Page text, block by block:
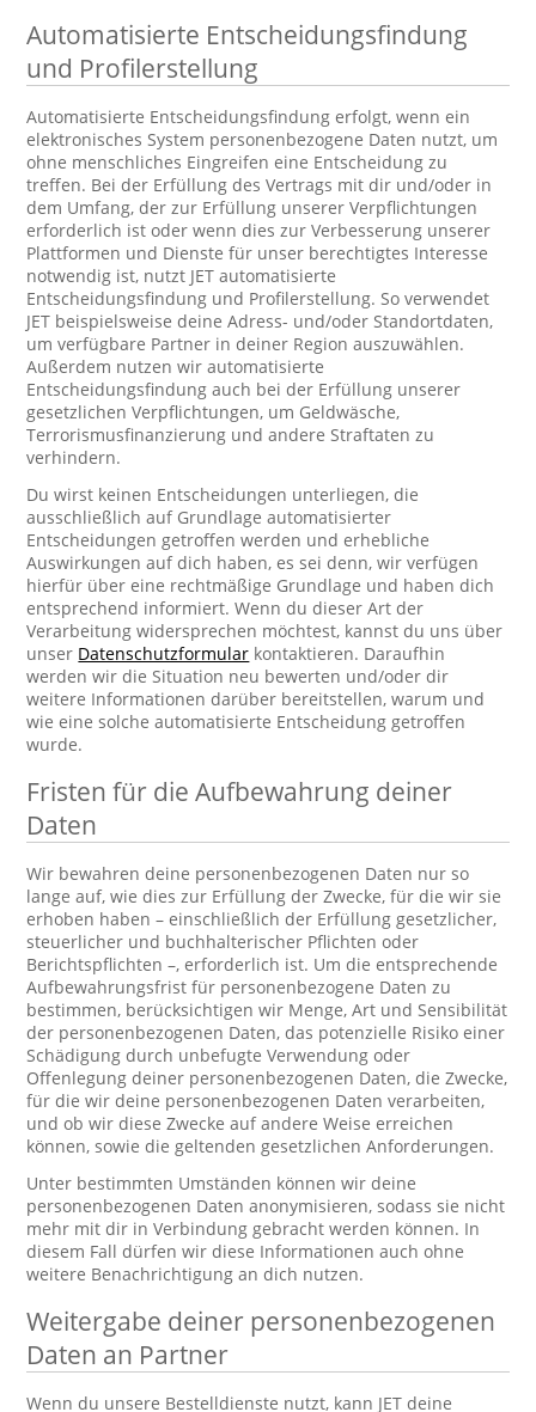
Automatisierte Entscheidungsfindung
und Profilerstellung
Automatisierte Entscheidungsfindung erfolgt, wenn ein
elektronisches System personenbezogene Daten nutzt, um
ohne menschliches Eingreifen eine Entscheidung zu
treffen. Bei der Erfüllung des Vertrags mit dir und/oder in
dem Umfang, der zur Erfüllung unserer Verpflichtungen
erforderlich ist oder wenn dies zur Verbesserung unserer
Plattformen und Dienste für unser berechtigtes Interesse
notwendig ist, nutzt JET automatisierte
Entscheidungsfindung und Profilerstellung. So verwendet
JET beispielsweise deine Adress- und/oder Standortdaten,
um verfügbare Partner in deiner Region auszuwählen.
Außerdem nutzen wir automatisierte
Entscheidungsfindung auch bei der Erfüllung unserer
gesetzlichen Verpflichtungen, um Geldwäsche,
Terrorismusfinanzierung und andere Straftaten zu
verhindern.
Du wirst keinen Entscheidungen unterliegen, die
ausschließlich auf Grundlage automatisierter
Entscheidungen getroffen werden und erhebliche
Auswirkungen auf dich haben, es sei denn, wir verfügen
hierfür über eine rechtmäßige Grundlage und haben dich
entsprechend informiert. Wenn du dieser Art der
Verarbeitung widersprechen möchtest, kannst du uns über
unser Datenschutzformular kontaktieren. Daraufhin
werden wir die Situation neu bewerten und/oder dir
weitere Informationen darüber bereitstellen, warum und
wie eine solche automatisierte Entscheidung getroffen
wurde.
Fristen für die Aufbewahrung deiner
Daten
Wir bewahren deine personenbezogenen Daten nur so
lange auf, wie dies zur Erfüllung der Zwecke, für die wir sie
erhoben haben – einschließlich der Erfüllung gesetzlicher,
steuerlicher und buchhalterischer Pflichten oder
Berichtspflichten –, erforderlich ist. Um die entsprechende
Aufbewahrungsfrist für personenbezogene Daten zu
bestimmen, berücksichtigen wir Menge, Art und Sensibilität
der personenbezogenen Daten, das potenzielle Risiko einer
Schädigung durch unbefugte Verwendung oder
Offenlegung deiner personenbezogenen Daten, die Zwecke,
für die wir deine personenbezogenen Daten verarbeiten,
und ob wir diese Zwecke auf andere Weise erreichen
können, sowie die geltenden gesetzlichen Anforderungen.
Unter bestimmten Umständen können wir deine
personenbezogenen Daten anonymisieren, sodass sie nicht
mehr mit dir in Verbindung gebracht werden können. In
diesem Fall dürfen wir diese Informationen auch ohne
weitere Benachrichtigung an dich nutzen.
Weitergabe deiner personenbezogenen
Daten an Partner
Wenn du unsere Bestelldienste nutzt, kann JET deine